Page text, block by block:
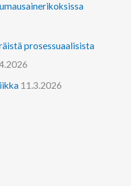
prosessuaalisista
11.3.2026